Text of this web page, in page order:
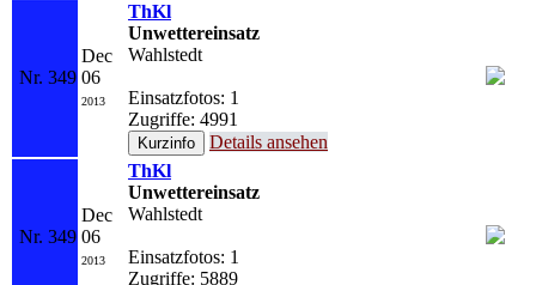
Nr. 349
Dec
06
2013
ThKl
Unwettereinsatz
Wahlstedt
Einsatzfotos: 1
Zugriffe: 4991
Details ansehen
Nr. 349
Dec
06
2013
ThKl
Unwettereinsatz
Wahlstedt
Einsatzfotos: 1
Zugriffe: 5889